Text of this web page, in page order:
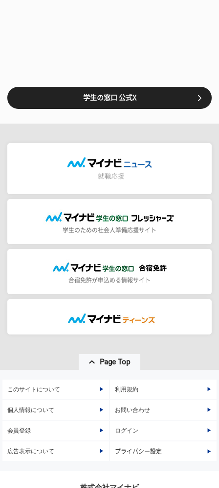
学生の窓口 公式X
学生のための社会人準備応援サイト
合宿免許が申込める情報サイト
Page Top
このサイトについて 利用規約
個人情報について お問い合わせ
会員登録 ログイン
広告表示について プライバシー設定